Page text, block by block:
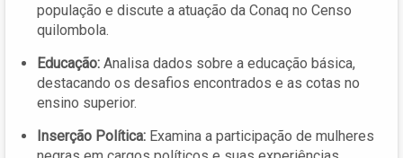
população e discute a atuação da Conaq no Censo
quilombola.
Educação: Analisa dados sobre a educação básica,
destacando os desafios encontrados e as cotas no
ensino superior.
Inserção Política: Examina a participação de mulheres